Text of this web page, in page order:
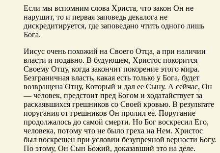
Если мы вспомним слова Христа, что закон Он не
нарушит, то и первая заповедь декалога не
дискредитируется, где заповедано чтить одного лишь
Бога.
Иисус очень похожий на Своего Отца, а при наличии
власти и подавно. В будующем, Христос покорится
Своему Отцу, когда закончит покорение этого мира.
Безграничная власть, какая есть только у Бога, будет
возвращена Отцу, Который и дал ее Сыну. А сейчас, Он
— человек, предстоит пред Богом и ходатайствует за
раскаявшихся грешников со Своей кровью. В результате
поругания от грешников Он пролил ее. Поругание
продолжалось до самой смерти. Но Бог воскресил Его,
человека, потому что не было греха на Нем. Христос
был воскрешен при условии безупречной верности Богу.
По этому, Он Сын Божий, доказавший это на деле.